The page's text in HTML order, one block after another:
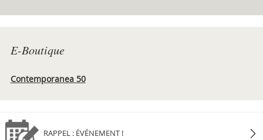
E-Boutique
Contemporanea 50
RAPPEL : ÉVÉNEMENT !